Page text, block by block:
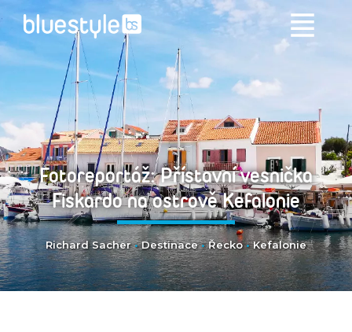
Fotoreportáž: Přístavní vesnička
Fiskardo na ostrově Kefalonie
Richard Sacher•Destinace•Řecko•Kefalonie